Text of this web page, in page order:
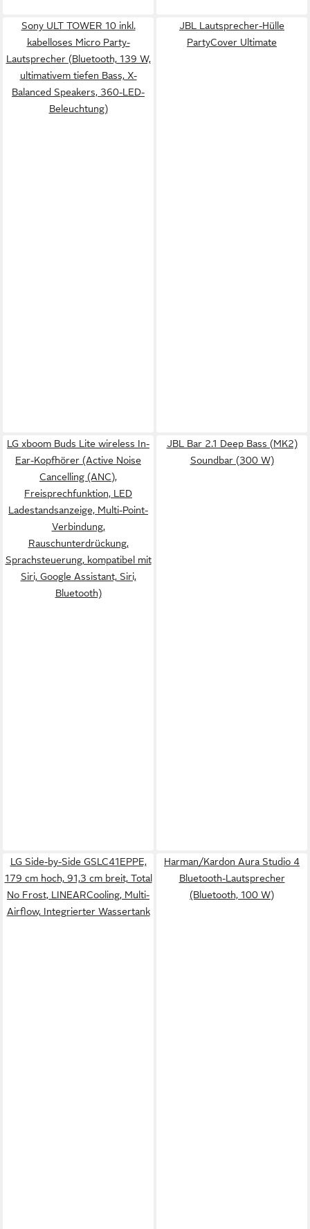
Sony ULT TOWER 10 inkl.
kabelloses Micro Party-
Lautsprecher (Bluetooth, 139 W,
ultimativem tiefen Bass, X-
Balanced Speakers, 360-LED-
Beleuchtung)
JBL Lautsprecher-Hülle
PartyCover Ultimate
LG xboom Buds Lite wireless In-
Ear-Kopfhörer (Active Noise
Cancelling (ANC),
Freisprechfunktion, LED
Ladestandsanzeige, Multi-Point-
Verbindung,
Rauschunterdrückung,
Sprachsteuerung, kompatibel mit
Siri, Google Assistant, Siri,
Bluetooth)
JBL Bar 2.1 Deep Bass (MK2)
Soundbar (300 W)
LG Side-by-Side GSLC41EPPE,
179 cm hoch, 91,3 cm breit, Total
No Frost, LINEARCooling, Multi-
Airflow, Integrierter Wassertank
Harman/Kardon Aura Studio 4
Bluetooth-Lautsprecher
(Bluetooth, 100 W)